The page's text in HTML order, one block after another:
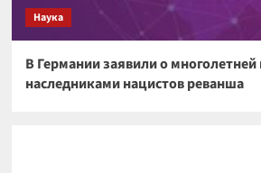
Наука
В Германии заявили о многолетней
наследниками нацистов реванша